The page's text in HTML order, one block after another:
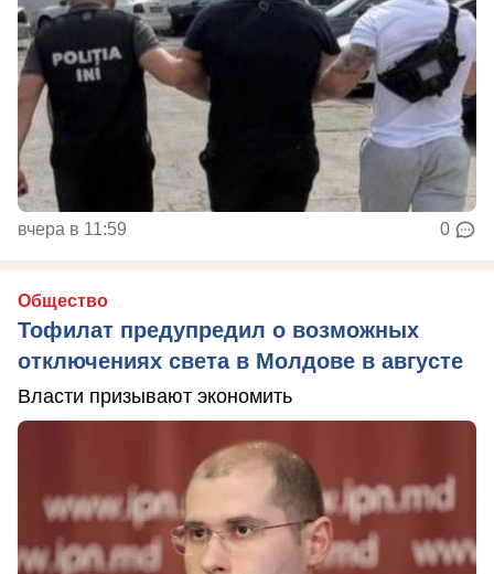
вчера в 11:59 0
Общество
Тофилат предупредил о возможных
отключениях света в Молдове в августе
Власти призывают экономить